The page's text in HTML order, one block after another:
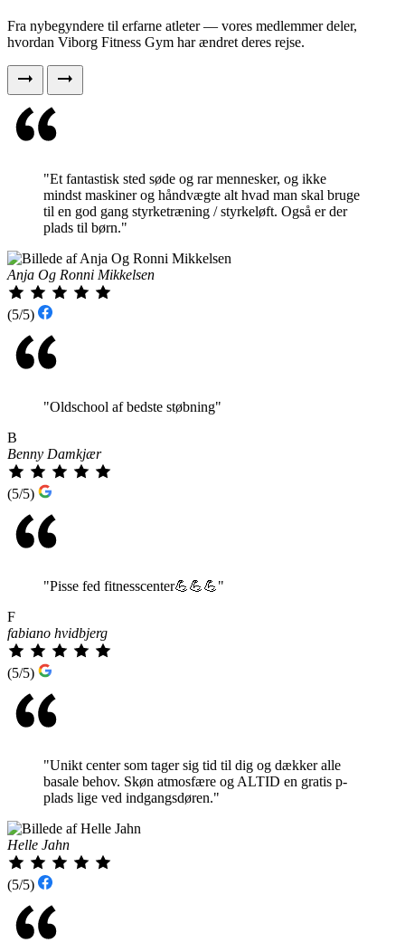
Fra nybegyndere til erfarne atleter — vores medlemmer deler,
hvordan Viborg Fitness Gym har ændret deres rejse.
"Et fantastisk sted søde og rar mennesker, og ikke
mindst maskiner og håndvægte alt hvad man skal bruge
til en god gang styrketræning / styrkeløft. Også er der
plads til børn."
Anja Og Ronni Mikkelsen
(5/5)
"Oldschool af bedste støbning"
B
Benny Damkjær
(5/5)
"Pisse fed fitnesscenter💪💪💪"
F
fabiano hvidbjerg
(5/5)
"Unikt center som tager sig tid til dig og dækker alle
basale behov. Skøn atmosfære og ALTID en gratis p-
plads lige ved indgangsdøren."
Helle Jahn
(5/5)